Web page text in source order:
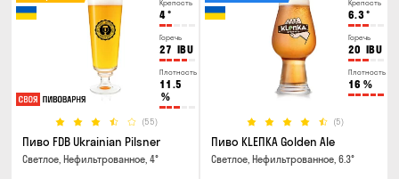
Крепость
4°
Горечь
27 IBU
Плотность
11.5
%
(55)
Пиво FDB Ukrainian Pilsner
Светлое, Нефильтрованное, 4°
Крепость
6.3°
Горечь
20 IBU
Плотность
16 %
(5)
Пиво KLEПКА Golden Ale
Светлое, Нефильтрованное, 6.3°